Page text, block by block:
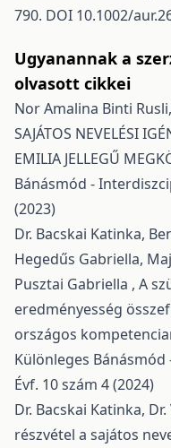
790. DOI 10.1002/
Ugyanannak a
olvasott cikkei
Nor Amalina Binti
SAJÁTOS NEVELÉSI
EMILIA JELLEGŰ
Bánásmód -
(2023)
Dr. Bacskai Katinka,
Hegedűs Gabriella,
Pusztai Gabriella , A
eredményesség
országos
Különleges
Évf. 10 szám 4 (2024)
Dr. Bacskai Katinka,
részvétel a sajátos